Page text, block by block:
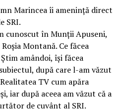
Marincea îi amenință direct
SRI.
cunoscut în Munții Apuseni,
Montană. Ce făcea
amândoi, își făcea
după care l-am văzut
TV cum apăra
iar după aceea am văzut că a
de cuvânt al SRI.